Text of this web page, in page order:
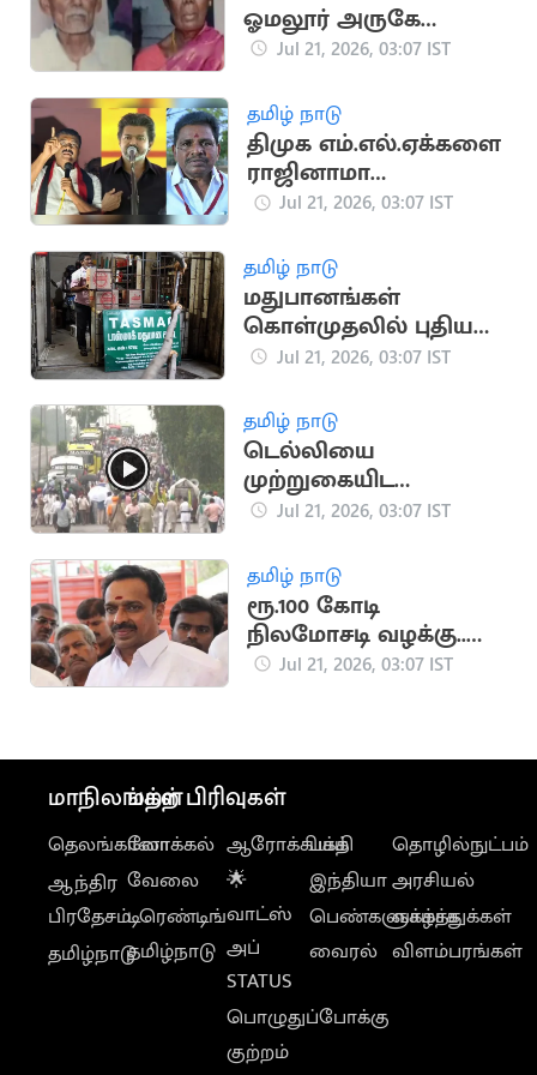
ஓமலூர் அருகே
வயதான தம்பதி
Jul 21, 2026, 03:07 IST
தமிழ் நாடு
திமுக எம்.எல்.ஏக்களை
ராஜினாமா
செய்யச்சொல்லி
Jul 21, 2026, 03:07 IST
தமிழ் நாடு
மதுபானங்கள்
கொள்முதலில் புதிய
நடைமுறை -
அதிரடி
Jul 21, 2026, 03:07 IST
தமிழ் நாடு
டெல்லியை
முற்றுகையிட
விவசாயிகள் ஆயத்தம்
Jul 21, 2026, 03:07 IST
தமிழ் நாடு
ரூ.100 கோடி
நிலமோசடி வழக்கு..
எம்.ஆர்.விஜயபாசகர்
Jul 21, 2026, 03:07 IST
மாநிலங்கள்
தெலங்கானா
ஆந்திர
பிரதேசம்
தமிழ்நாடு
மற்ற பிரிவுகள்
லோக்கல்
வேலை
டிரெண்டிங்
தமிழ்நாடு
ஆரோக்கியம்
🌟
வாட்ஸ்
அப்
STATUS
பொழுதுப்போக்கு
குற்றம்
பக்தி
இந்தியா
பெண்களுக்காக
வைரல்
தொழில்நுட்பம்
அரசியல்
வாழ்த்துக்கள்
விளம்பரங்கள்